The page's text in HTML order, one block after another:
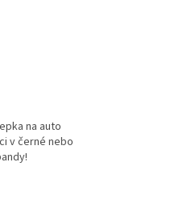
na auto
v černé nebo